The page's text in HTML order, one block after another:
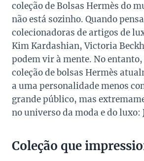
coleção de Bolsas Hermès do
não está sozinho. Quando
colecionadoras de artigos de
Kim Kardashian, Victoria
podem vir à mente. No
coleção de bolsas Hermès
a uma personalidade menos
grande público, mas
no universo da moda e do luxo:
Coleção que